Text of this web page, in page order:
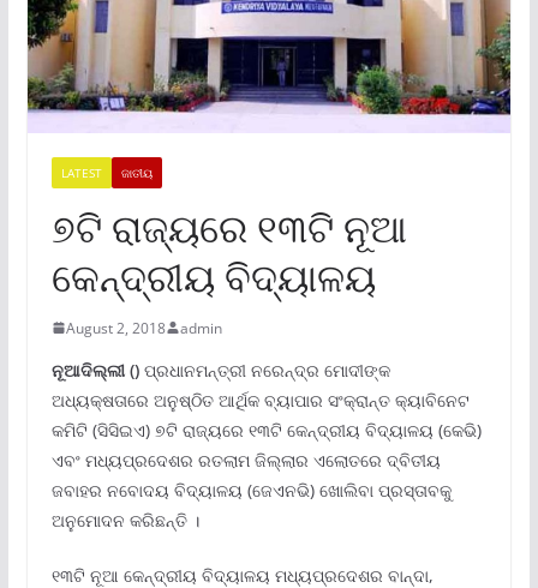
LATEST ଜାତୀୟ
୭ଟି ରାଜ୍ୟରେ ୧୩ଟି ନୂଆ
କେନ୍ଦ୍ରୀୟ ବିଦ୍ୟାଳୟ
August 2, 2018 admin
ନୂଆଦିଲ୍ଲୀ () ପ୍ରଧାନମନ୍ତ୍ରୀ ନରେନ୍ଦ୍ର ମୋଦୀଙ୍କ
ଅଧ୍ୟକ୍ଷତାରେ ଅନୁଷ୍ଠିତ ଆର୍ଥିକ ବ୍ୟାପାର ସଂକ୍ରାନ୍ତ କ୍ୟାବିନେଟ
କମିଟି (ସିସିଇଏ) ୭ଟି ରାଜ୍ୟରେ ୧୩ଟି କେନ୍ଦ୍ରୀୟ ବିଦ୍ୟାଳୟ (କେଭି)
ଏବଂ ମଧ୍ୟପ୍ରଦେଶର ରତଲାମ ଜିଲ୍ଲାର ଏଲୋତରେ ଦ୍ବିତୀୟ
ଜବାହର ନବୋଦୟ ବିଦ୍ୟାଳୟ (ଜେଏନଭି) ଖୋଲିବା ପ୍ରସ୍ତାବକୁ
ଅନୁମୋଦନ କରିଛନ୍ତି ।
୧୩ଟି ନୂଆ କେନ୍ଦ୍ରୀୟ ବିଦ୍ୟାଳୟ ମଧ୍ୟପ୍ରଦେଶର ବାନ୍ଦା,